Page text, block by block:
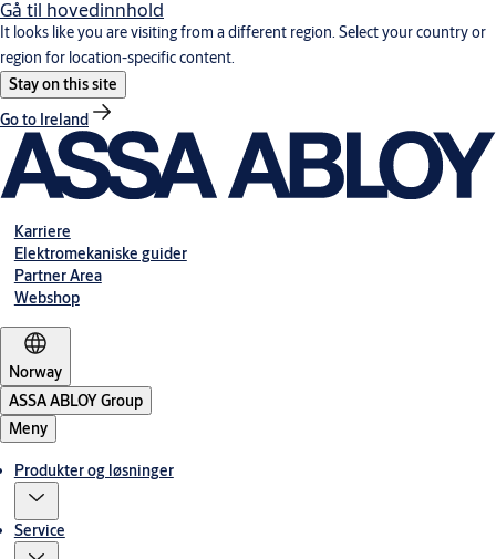
Gå til hovedinnhold
It looks like you are visiting from a different region. Select your country or
region for location-specific content.
Stay on this site
Go to Ireland
Karriere
Elektromekaniske guider
Partner Area
Webshop
Norway
ASSA ABLOY Group
Meny
Produkter og løsninger
Service